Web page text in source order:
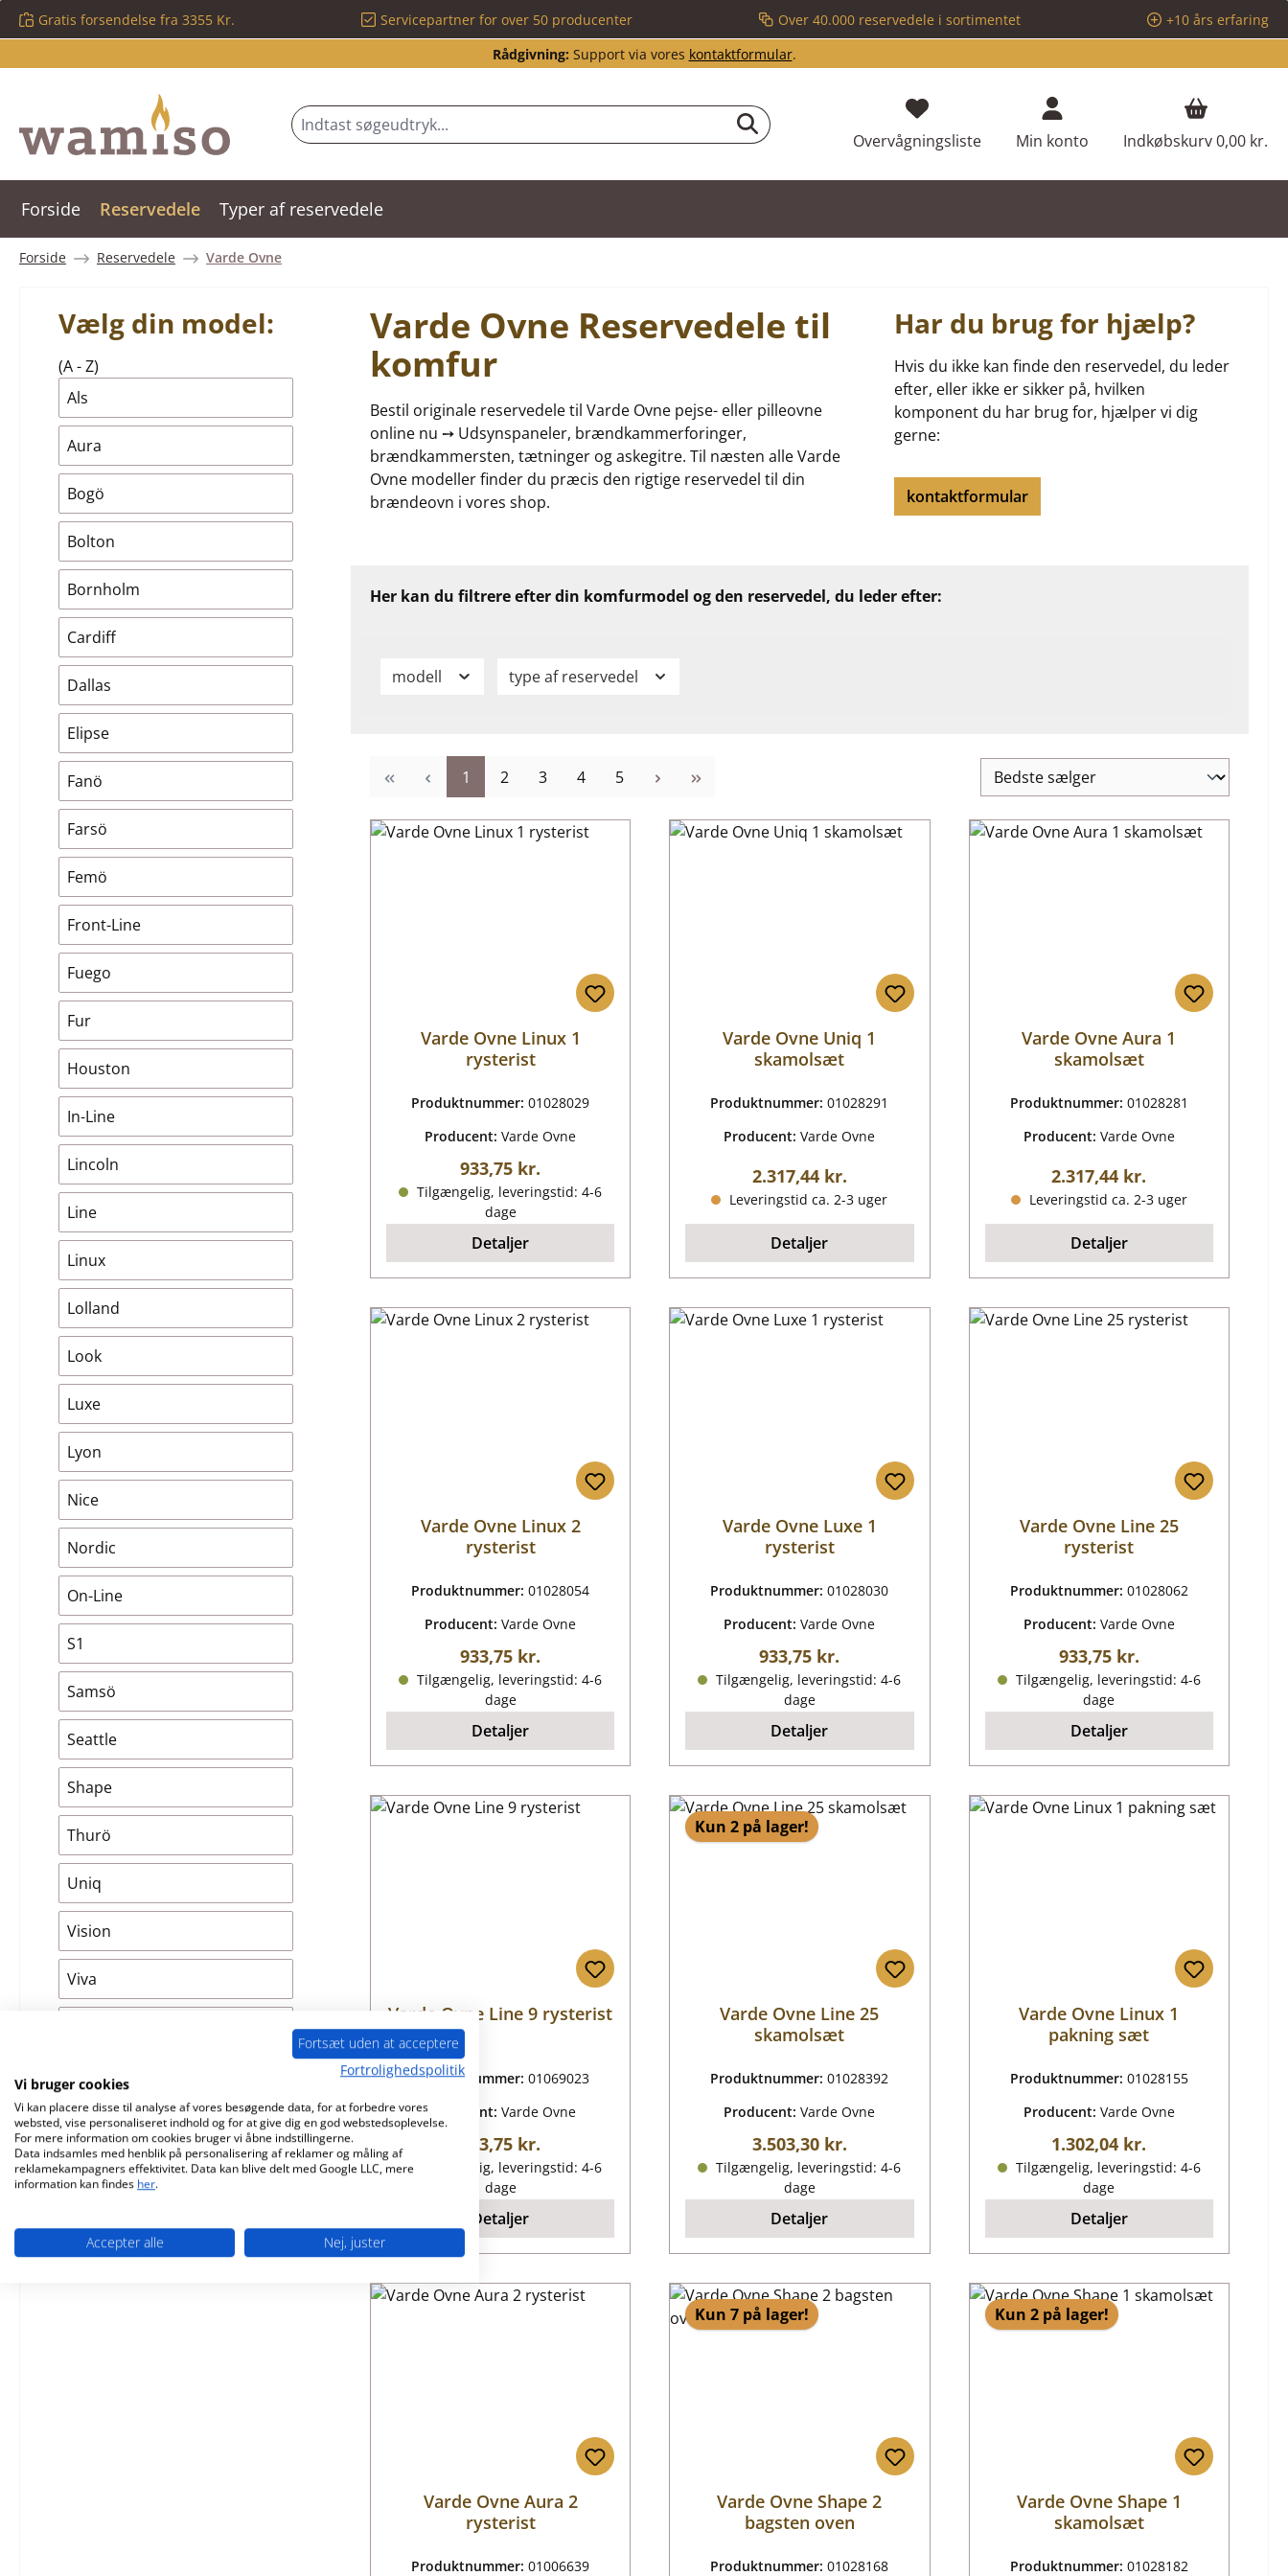
til hovedindhold
Spring til søgning
Gå til hovednavigation
Gratis forsendelse fra 3355 Kr. Servicepartner for over 50 producenter Over 40.000 reservedele i sortimentet
+10 års erfaring
Rådgivning: Support via vores kontaktformular.
OvervågningslisteDu har 0 ønskeliste varer
Min konto Indkøbskurv0,00 kr.
Forside Reservedele Typer af reservedele
Forside Reservedele Varde Ovne
Vælg din model:
(A - Z)
Als
Aura
Bogö
Bolton
Bornholm
Cardiff
Dallas
Elipse
Fanö
Farsö
Femö
Front-Line
Fuego
Fur
Houston
In-Line
Lincoln
Line
Linux
Lolland
Look
Luxe
Lyon
Nice
Nordic
On-Line
S1
Samsö
Seattle
Shape
Thurö
Uniq
Vision
Viva
Brændkammersten
Pakninger
Enkelte sten
Varde Ovne Reservedele til
komfur
Bestil originale reservedele til Varde Ovne pejse- eller pilleovne
online nu ➙ Udsynspaneler, brændkammerforinger,
brændkammersten, tætninger og askegitre. Til næsten alle Varde
Ovne modeller finder du præcis den rigtige reservedel til din
brændeovn i vores shop.
Har du brug for hjælp?
Hvis du ikke kan finde den reservedel, du leder
efter, eller ikke er sikker på, hvilken
komponent du har brug for, hjælper vi dig
gerne:
kontaktformular
Her kan du filtrere efter din komfurmodel og den reservedel, du leder efter:
modell type af reservedel
Side
1 Side
2 Side
3 Side
4 Side
5
Varde Ovne Linux 1
rysterist
Produktnummer:01028029
Producent:Varde Ovne
Almindelig pris:
933,75 kr.
Tilgængelig, leveringstid: 4-6
dage
Detaljer
Varde Ovne Uniq 1
skamolsæt
Produktnummer:01028291
Producent:Varde Ovne
Almindelig pris:
2.317,44 kr.
Leveringstid ca. 2-3 uger
Detaljer
Varde Ovne Aura 1
skamolsæt
Produktnummer: 01028281
Producent: Varde Ovne
Almindelig pris:
2.317,44 kr.
Leveringstid ca. 2-3 uger
Detaljer
Varde Ovne Linux 2
rysterist
Produktnummer:01028054
Producent:Varde Ovne
Almindelig pris:
933,75 kr.
Tilgængelig, leveringstid: 4-6
dage
Detaljer
Varde Ovne Luxe 1
rysterist
Produktnummer:01028030
Producent:Varde Ovne
Almindelig pris:
933,75 kr.
Tilgængelig, leveringstid: 4-6
dage
Detaljer
Varde Ovne Line 25
rysterist
Produktnummer: 01028062
Producent: Varde Ovne
Almindelig pris:
933,75 kr.
Tilgængelig, leveringstid: 4-6
dage
Detaljer
Varde Ovne Line 9 rysterist
Produktnummer:01069023
Producent:Varde Ovne
Almindelig pris:
933,75 kr.
Tilgængelig, leveringstid: 4-6
dage
Detaljer
Kun 2 på lager!
Varde Ovne Line 25
skamolsæt
Produktnummer:01028392
Producent:Varde Ovne
Almindelig pris:
3.503,30 kr.
Tilgængelig, leveringstid: 4-6
dage
Detaljer
Varde Ovne Linux 1
pakning sæt
Produktnummer: 01028155
Producent: Varde Ovne
Almindelig pris:
1.302,04 kr.
Tilgængelig, leveringstid: 4-6
dage
Detaljer
Varde Ovne Aura 2
rysterist
Produktnummer:01006639
Kun 7 på lager!
Varde Ovne Shape 2
bagsten oven
Produktnummer:01028168
Kun 2 på lager!
Varde Ovne Shape 1
skamolsæt
Produktnummer: 01028182
Fortsæt uden at acceptere
Fortrolighedspolitik
Vi bruger cookies
Vi kan placere disse til analyse af vores besøgende data, for at forbedre vores
websted, vise personaliseret indhold og for at give dig en god webstedsoplevelse.
For mere information om cookies bruger vi åbne indstillingerne.
Data indsamles med henblik på personalisering af reklamer og måling af
reklamekampagners effektivitet. Data kan blive delt med Google LLC, mere
information kan findes her.
Accepter alle Nej, juster